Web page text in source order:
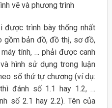
vẽ và phương trình
được trình bày thống nhất
gồm bản đồ, đồ thị, sơ đồ,
tính, … phải được canh
hình sử dụng trong luận
số thứ tự chương (ví dụ:
đánh số 1.1 hay 1.2, …
số 2.1 hay 2.2). Tên của